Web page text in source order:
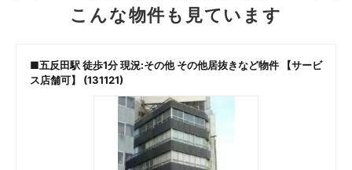
こんな物件も見ています
■五反田駅 徒歩1分 現況:その他 その他居抜きなど物件 【サービ
ス店舗可】 (131121)